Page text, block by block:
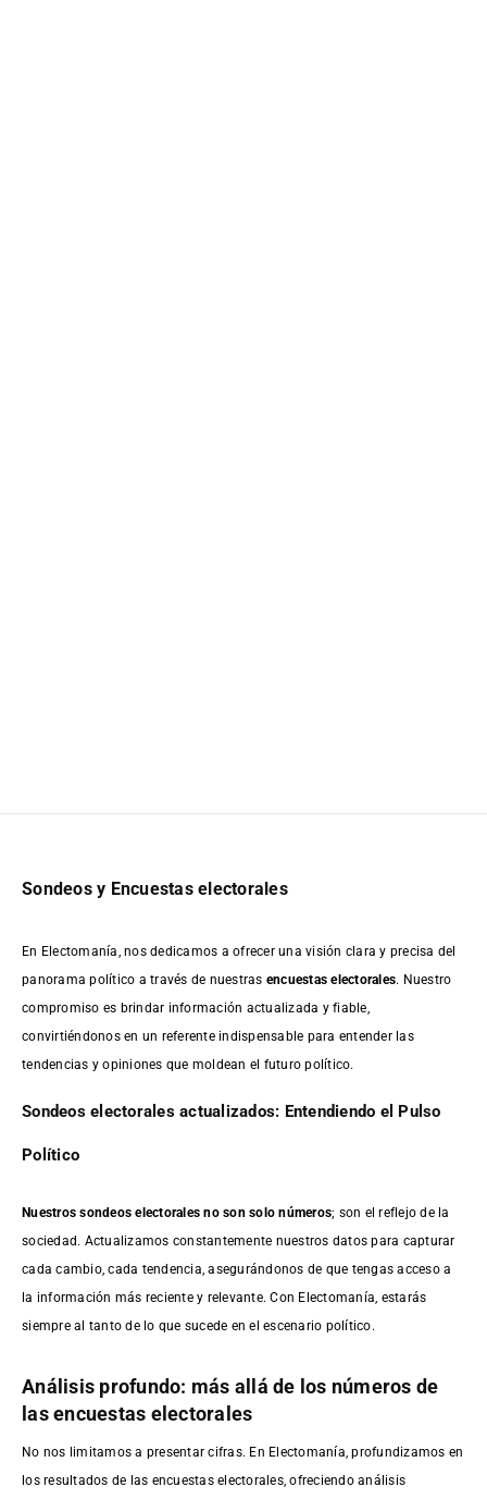
Sondeos y Encuestas electorales
En Electomanía, nos dedicamos a ofrecer una visión clara y precisa del
panorama político a través de nuestras encuestas electorales. Nuestro
compromiso es brindar información actualizada y fiable,
convirtiéndonos en un referente indispensable para entender las
tendencias y opiniones que moldean el futuro político.
Sondeos electorales actualizados: Entendiendo el Pulso
Político
Nuestros sondeos electorales no son solo números; son el reflejo de la
sociedad. Actualizamos constantemente nuestros datos para capturar
cada cambio, cada tendencia, asegurándonos de que tengas acceso a
la información más reciente y relevante. Con Electomanía, estarás
siempre al tanto de lo que sucede en el escenario político.
Análisis profundo: más allá de los números de
las encuestas electorales
No nos limitamos a presentar cifras. En Electomanía, profundizamos en
los resultados de las encuestas electorales, ofreciendo análisis